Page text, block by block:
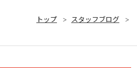
トップ スタッフブログ